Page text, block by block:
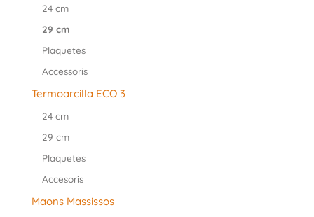
24 cm
29 cm
Plaquetes
Accessoris
Termoarcilla ECO 3
24 cm
29 cm
Plaquetes
Accesoris
Maons Massissos